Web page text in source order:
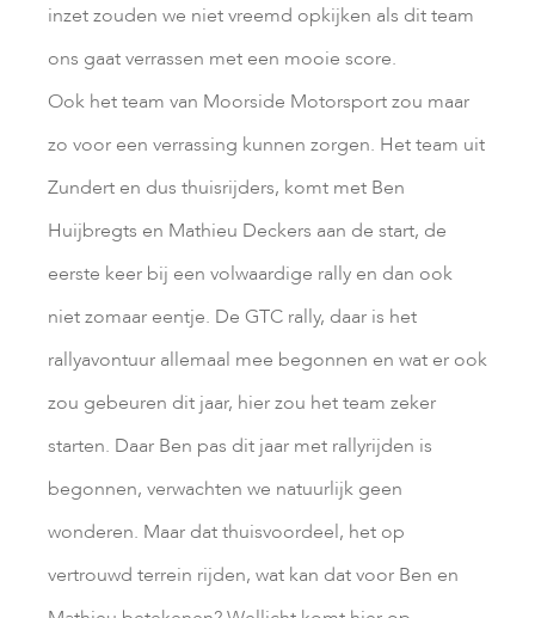
inzet zouden we niet vreemd opkijken als dit team
ons gaat verrassen met een mooie score.
Ook het team van Moorside Motorsport zou maar
zo voor een verrassing kunnen zorgen. Het team uit
Zundert en dus thuisrijders, komt met Ben
Huijbregts en Mathieu Deckers aan de start, de
eerste keer bij een volwaardige rally en dan ook
niet zomaar eentje. De GTC rally, daar is het
rallyavontuur allemaal mee begonnen en wat er ook
zou gebeuren dit jaar, hier zou het team zeker
starten. Daar Ben pas dit jaar met rallyrijden is
begonnen, verwachten we natuurlijk geen
wonderen. Maar dat thuisvoordeel, het op
vertrouwd terrein rijden, wat kan dat voor Ben en